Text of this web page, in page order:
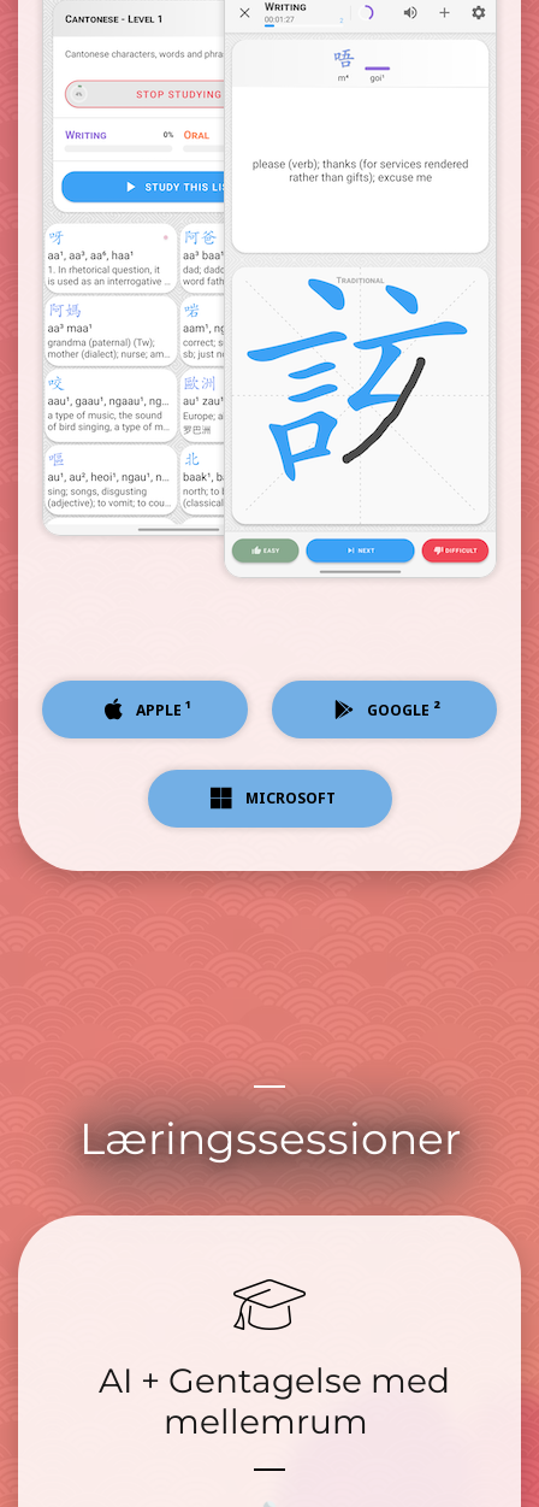
APPLE ¹ GOOGLE ²
MICROSOFT
Læringssessioner
AI + Gentagelse med
mellemrum